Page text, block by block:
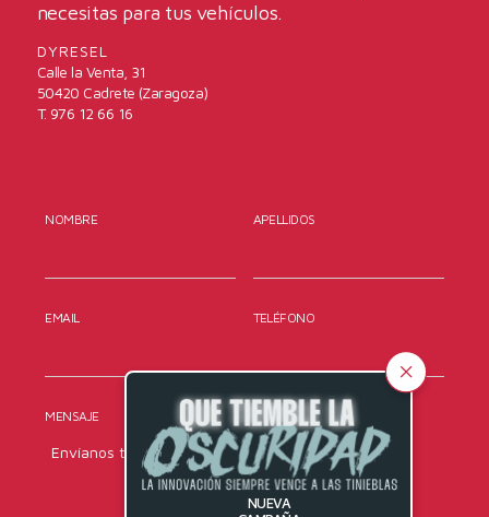
NUEVA
necesitas para tus vehículos.
DYRESEL
Calle la Venta, 31
50420 Cadrete (Zaragoza)
T. 976 12 66 16
NOMBRE APELLIDOS
EMAIL TELÉFONO
MENSAJE